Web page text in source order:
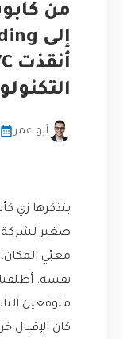
من
أبو عمر
بتذكرها زي
صغير لشركة
معبّي
نفسه.
متوقعين
كان الإقبال